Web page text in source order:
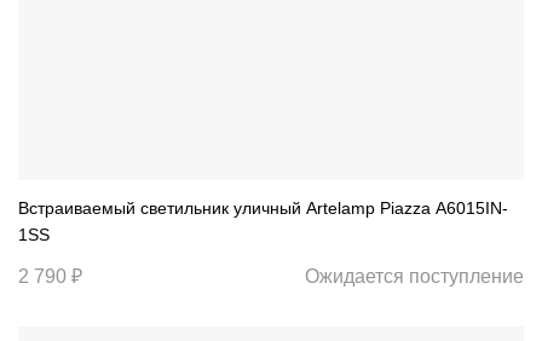
Встраиваемый светильник уличный Artelamp Piazza A6015IN-
1SS
2 790 ₽ Ожидается поступление